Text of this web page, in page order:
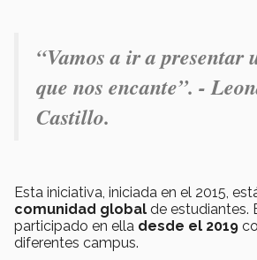
“Vamos a ir a presentar
que nos encante”. -
Castillo.
Esta iniciativa, iniciada en el 2015,
comunidad global de estudiantes.
participado en ella desde el 2019
diferentes campus.